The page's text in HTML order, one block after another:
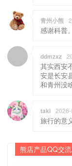
青州小熊
感谢科普。
ddmzxz
其实西安
安是长安
和青州没
taki
旅行的意
熊店产品QQ交